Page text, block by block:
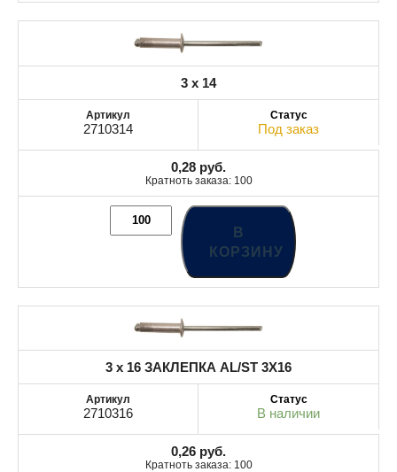
3 x 14
2710314 Под заказ
0,28 руб.
Кратноть заказа: 100
В
КОРЗИНУ
3 x 16 ЗАКЛЕПКА AL/ST 3X16
2710316 В наличии
0,26 руб.
Кратноть заказа: 100